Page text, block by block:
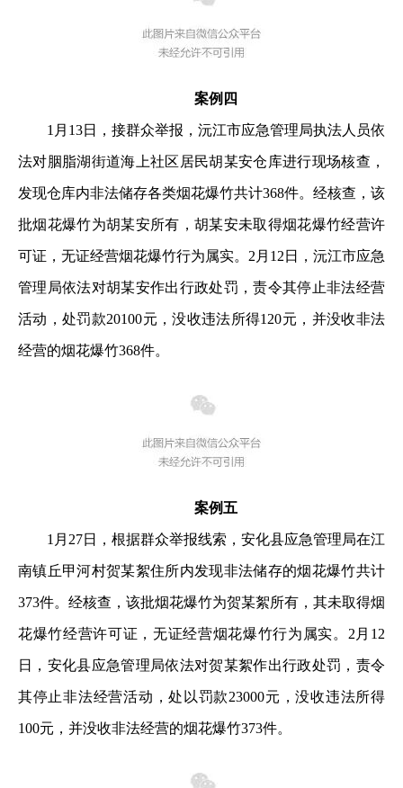
案例四
1月13日，接群众举报，沅江市应急管理局执法人员依
法对胭脂湖街道海上社区居民胡某安仓库进行现场核查，
发现仓库内非法储存各类烟花爆竹共计368件。经核查，该
批烟花爆竹为胡某安所有，胡某安未取得烟花爆竹经营许
可证，无证经营烟花爆竹行为属实。2月12日，沅江市应急
管理局依法对胡某安作出行政处罚，责令其停止非法经营
活动，处罚款20100元，没收违法所得120元，并没收非法
经营的烟花爆竹368件。
案例五
1月27日，根据群众举报线索，安化县应急管理局在江
南镇丘甲河村贺某絮住所内发现非法储存的烟花爆竹共计
373件。经核查，该批烟花爆竹为贺某絮所有，其未取得烟
花爆竹经营许可证，无证经营烟花爆竹行为属实。2月12
日，安化县应急管理局依法对贺某絮作出行政处罚，责令
其停止非法经营活动，处以罚款23000元，没收违法所得
100元，并没收非法经营的烟花爆竹373件。